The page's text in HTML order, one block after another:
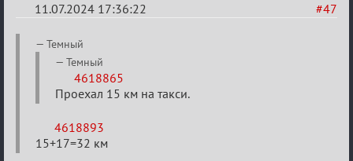
#47
11.07.2024 17:36:22
Re:
тысяч
градусов
Бертозиму
Темный
Темный
4618865
Проехал 15 км на такси.
4618893
15+17=32 км